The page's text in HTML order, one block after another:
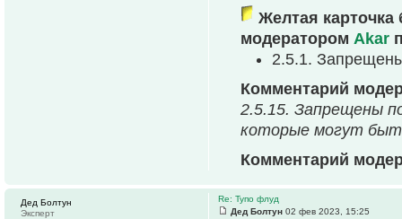
Желтая карточка
модератором Akar
2.5.1.
Комментарий
2.5.15. Запрещены
которые могут
Комментарий
Re: Тупо флуд
Дед Болтун 02 фев 2023, 15:25
Дед Болтун
Эксперт